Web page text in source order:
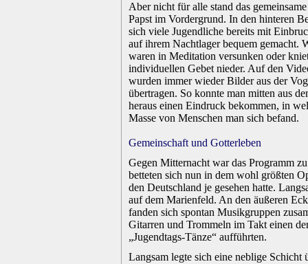
Aber nicht für alle stand das
Papst im Vordergrund. In den hinteren
sich viele Jugendliche bereits mit
auf ihrem Nachtlager bequem gemacht.
waren in Meditation versunken oder
individuellen Gebet nieder. Auf den
wurden immer wieder Bilder aus der
übertragen. So konnte man mitten aus
heraus einen Eindruck bekommen, in
Masse von Menschen man sich befand.
Gemeinschaft und Gotterleben
Gegen Mitternacht war das Programm
betteten sich nun in dem wohl größten
den Deutschland je gesehen hatte.
auf dem Marienfeld. An den äußeren
fanden sich spontan Musikgruppen
Gitarren und Trommeln im Takt einen
„Jugendtags-Tänze“ aufführten.
Langsam legte sich eine neblige Schicht